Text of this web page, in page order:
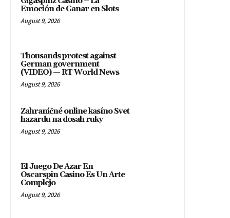
Emoción de Ganar en Slots
August 9, 2026
Thousands protest against
German government
(VIDEO) — RT World News
August 9, 2026
Zahraničné online kasíno Svet
hazardu na dosah ruky
August 9, 2026
El Juego De Azar En
Oscarspin Casino Es Un Arte
Complejo
August 9, 2026